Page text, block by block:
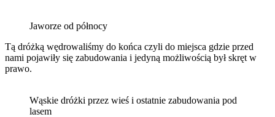
Jaworze od północy
Tą dróżką wędrowaliśmy do końca czyli do miejsca gdzie przed
nami pojawiły się zabudowania i jedyną możliwością był skręt w
prawo.
Wąskie dróżki przez wieś i ostatnie zabudowania pod
lasem